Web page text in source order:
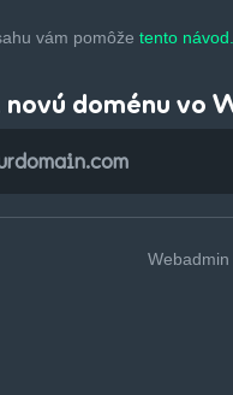
vám pomôže tento návod.
doménu vo
Webadmin